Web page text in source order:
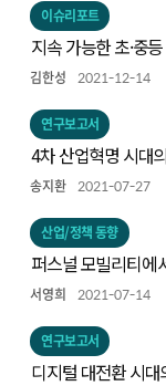
이슈리포트
지속 가능한 초·중
Code.org 연합의 컴
우리나라 정보교육
김한성 2021-12-14
연구보고서
4차 산업혁명 시대
송지환 2021-07-27
산업/정책 동향
퍼스널 모빌리티에
서영희 2021-07-14
연구보고서
디지털 대전환 시